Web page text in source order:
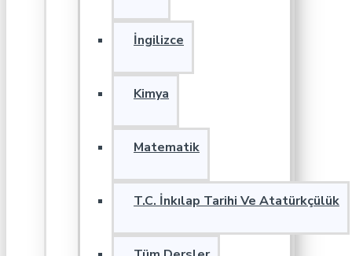
İngilizce
Kimya
Matematik
T.C. İnkılap Tarihi Ve Atatürkçülük